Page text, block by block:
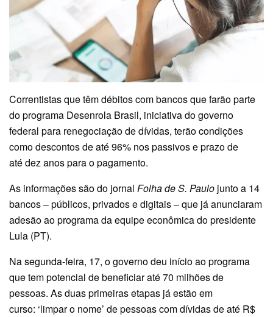
Correntistas que têm débitos com bancos que farão parte
do programa Desenrola Brasil, iniciativa do governo
federal para renegociação de dívidas, terão condições
como descontos de até 96% nos passivos e prazo de
até dez anos para o pagamento.
As informações são do jornal Folha de S. Paulo junto a 14
bancos – públicos, privados e digitais – que já anunciaram
adesão ao programa da equipe econômica do presidente
Lula (PT).
Na segunda-feira, 17, o governo deu início ao programa
que tem potencial de beneficiar até 70 milhões de
pessoas. As duas primeiras etapas já estão em
curso: ‘limpar o nome’ de pessoas com dívidas de até R$